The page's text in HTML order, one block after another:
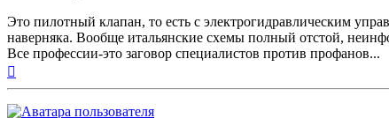
Это пилотный клапан, то есть с электрогидравлическим
наверняка. Вообще итальянские схемы полный отстой,
Все профессии-это заговор специалистов против профанов...